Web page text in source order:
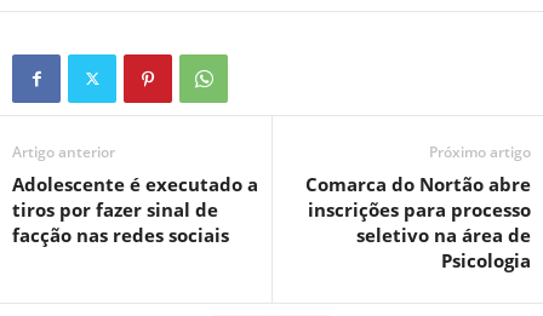
Artigo anterior
Adolescente é executado a
tiros por fazer sinal de
facção nas redes sociais
Próximo artigo
Comarca do Nortão abre
inscrições para processo
seletivo na área de
Psicologia